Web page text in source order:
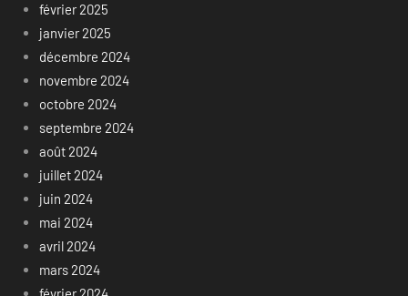
février 2025
janvier 2025
décembre 2024
novembre 2024
octobre 2024
septembre 2024
août 2024
juillet 2024
juin 2024
mai 2024
avril 2024
mars 2024